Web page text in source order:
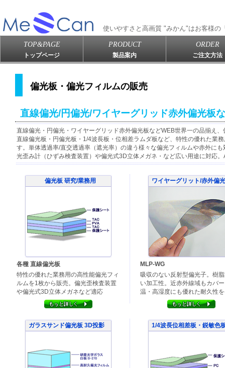
使いやすさと高画質 "みかん"はお客様の
偏光板・偏光フィルムの販売
直線偏光/円偏光/ワイヤーグリッド赤外偏光板
直線偏光・円偏光・ワイヤーグリッド赤外偏光板などWEB世界一の品揃え
直線偏光板・円偏光板・1/4波長板・位相差ラムダ板など、特性の優れた業
す。単体透過率/直交透過率（遮光率）の違う様々な偏光フィルムや赤外に
光歪み計（ひずみ検査装置）や偏光式3D立体メガネ・など広い用途に対応
偏光板 研究/業務用 ワイヤーグリット/赤外偏光
各種 直線偏光板
MLP-WG
特性の優れた業務用の高性能偏光フィ
ルムを1枚から販売。偏光歪検査装置
や偏光式3D立体メガネなど適応
吸収のない反射型偏光子。樹
い加工性。近赤外線域もカバ
温・高湿度にも優れた耐久性
ガラスサンド偏光板 3D投影 1/4波長位相差板・鋭敏色
TOP&PAGE
トップページ
PRODUCT
製品案内
ORDER
ご注文方法